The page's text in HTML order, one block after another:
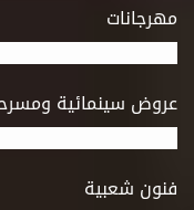
مهرجانات
عروض سينمائية
فنون شعبية